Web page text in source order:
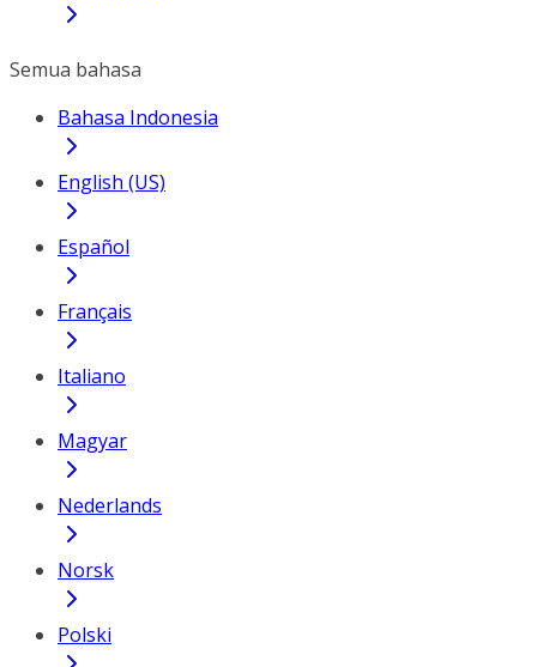
Semua bahasa
Bahasa Indonesia
English (US)
Español
Français
Italiano
Magyar
Nederlands
Norsk
Polski